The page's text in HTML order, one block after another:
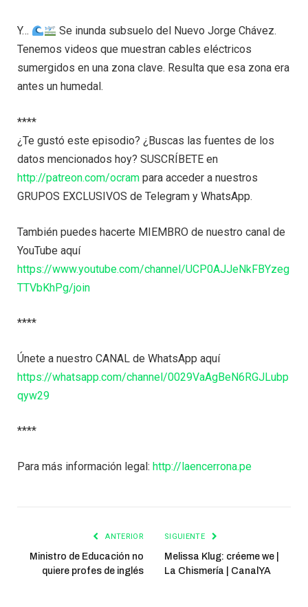
Y…
Se inunda subsuelo del Nuevo Jorge Chávez.
Tenemos videos que muestran cables eléctricos
sumergidos en una zona clave. Resulta que esa zona era
antes un humedal.
****
¿Te gustó este episodio? ¿Buscas las fuentes de los
datos mencionados hoy? SUSCRÍBETE en
http://patreon.com/ocram para acceder a nuestros
GRUPOS EXCLUSIVOS de Telegram y WhatsApp.
También puedes hacerte MIEMBRO de nuestro canal de
YouTube aquí
https://www.youtube.com/channel/UCP0AJJeNkFBYzeg
TTVbKhPg/join
****
Únete a nuestro CANAL de WhatsApp aquí
https://whatsapp.com/channel/0029VaAgBeN6RGJLubp
qyw29
****
Para más información legal: http://laencerrona.pe
ANTERIOR
Ministro de Educación no
quiere profes de inglés
SIGUIENTE
Melissa Klug: créeme we |
La Chismería | CanalYA